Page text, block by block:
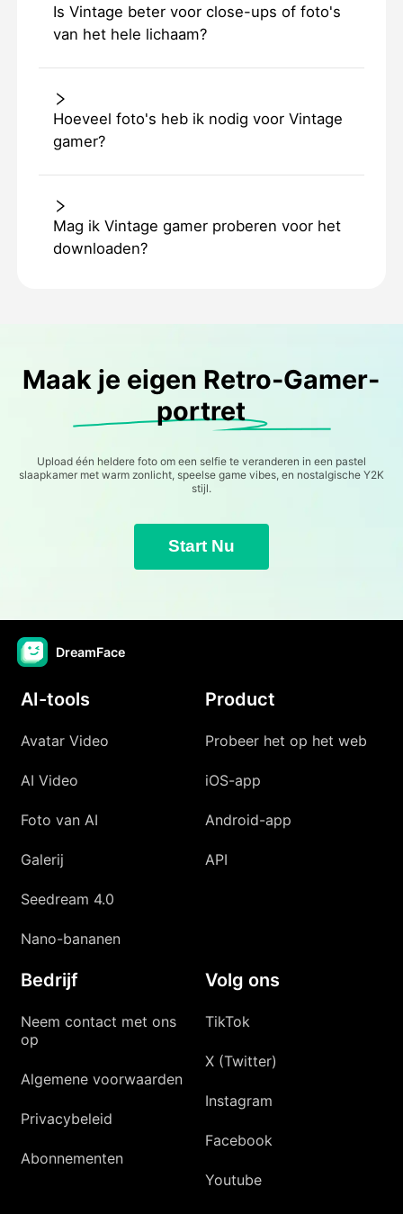
Is Vintage beter voor close-ups of foto's
van het hele lichaam?
Hoeveel foto's heb ik nodig voor Vintage
gamer?
Mag ik Vintage gamer proberen voor het
downloaden?
Maak je eigen Retro-Gamer-
portret
Upload één heldere foto om een selfie te veranderen in een pastel
slaapkamer met warm zonlicht, speelse game vibes, en nostalgische Y2K
stijl.
Start Nu
DreamFace
AI-tools
Avatar Video
AI Video
Foto van AI
Galerij
Seedream 4.0
Nano-bananen
Product
Probeer het op het web
iOS-app
Android-app
API
Bedrijf
Neem contact met ons
op
Algemene voorwaarden
Privacybeleid
Abonnementen
Volg ons
TikTok
X (Twitter)
Instagram
Facebook
Youtube